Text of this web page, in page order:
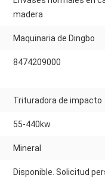
madera
Maquinaria de Dingbo
8474209000
Trituradora de impacto
55-440kw
Mineral
Disponible. Solicitud